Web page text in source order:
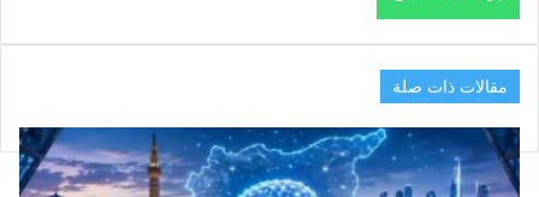
مقالات ذات صلة